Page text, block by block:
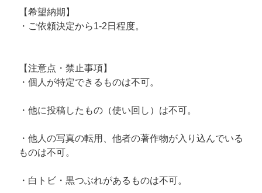
【希望納期】
・ご依頼決定から1-2日程度。
【注意点・禁止事項】
・個人が特定できるものは不可。
・他に投稿したもの（使い回し）は不可。
・他人の写真の転用、他者の著作物が入り込んでいる
ものは不可。
・白トビ・黒つぶれがあるものは不可。